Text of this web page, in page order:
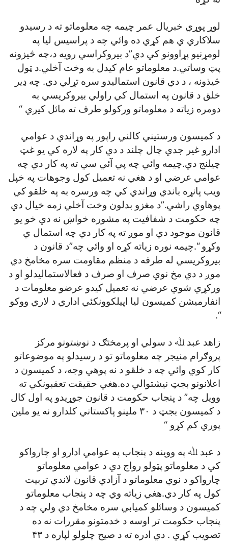
لوړ پوړي خبريال عمر چيمه چه معلوماتو ته د رسيدو
سلاکاري ي هم کړي ده وائي چه د پراسيس ليا په
لومړنيو پړاوونو کي دي”د بيروکراسي رويه د،چه څيزونه
پټ وساتي.د معلوماتو عام کيدل به وخت آخلي.د ټول
څيذونه ، د دي قانون استماليدو سره تړلي دي. چه ډير
خلق د قانون په استمال کي راولي بيروکريسي به
دومره زياته د معلوماتو ورکولو طرف ته مائل کيږي “
د کميسون ورستيني کالني راپور په وړاندي د عوامي
ادارو غير جدي چال چلند د دي کار په لاره کي يو غټ
چيلنج دي.چيمه وائي چه پي آئي سي ته په کار دي چه
عوامي عرضي او د هغي نه تعميل کول وجوهات په خپل
ويب پانړه باندي وړاندي کي چه ورسره به په خلقو کي
پوهاوي راشي.”د مغزو بدلون وخت آخلي زمه خيال دي
چه حکومت د شفافيت په مشوره خواښ نه دي خو يو
قانون موجود دي او موږ ته په کار دي چه استمال ي
وکړو “.چيمه نوره زياته کړه او وائي چه”د قانون د
بيروکريسي له طرفه د منظم مقاومت سره مخامخ دي
موږ د دي مخ نوي صرف او صرف د فعالاستماليدلو او د
ورکړي شوي عرضي نه تعميل کيدو عرضو معلومات د
انفارميشن کميسون ليا اپيلکوونکئي اداري د لاري ووکو
“.
زاهد عبد ﷲ د سولي او پرمختګ د نوښتونو مرکز
پروګرام منيجر چه معلوماتو تو د رسيدلو په موضوعاتو
کار کوي وائي چه د خلقو د نه پوهي وجه، د کميسون د
اعلانونو بجټ نيشتوالي ده.هغي حقيقت تعقبونکي ته
وويل چه” د پنجاب حکومت د قانون جوړيدو په اول کال
د کميسون بجټ د ۳۰ ملينو پاکستاني کلدارو نه يو ملين
پوري کم کړو “
د عبد ﷲ په ووينه د پنجاب په عوامي ادارو او چارواکو
کي د معلوماتو پټولو رواج دي د عوامي معلوماتو
چارواکو د نوي معلوماتو د آزادي قانون لاندي تربيت
کول په کار دي.هغي زياته وي چه د پنجاب معلوماتو
کميسون د وسائلو کميابي سره مخامخ دي ولي چه د
پنجاب حکومت تر اوسه د خدمتونو مقررات نه ده
تصويب کړي . دي ادره ته د صيح چلولو لپاره د ۴۳